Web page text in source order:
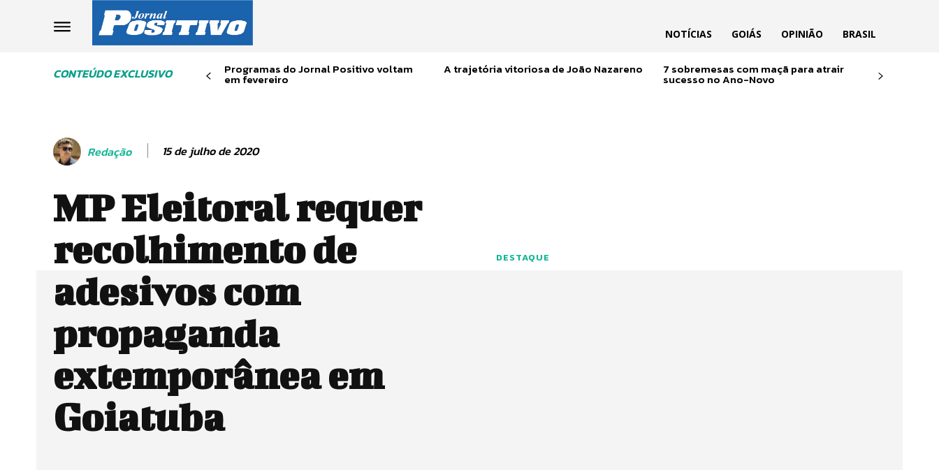
NOTÍCIAS GOIÁS OPINIÃO BRASIL
CONTEÚDO EXCLUSIVO Programas do Jornal Positivo voltam
em fevereiro
A trajetória vitoriosa de João Nazareno 7 sobremesas com maçã para atrair
sucesso no Ano-Novo
Redação 15 de julho de 2020
MP Eleitoral requer
recolhimento de
adesivos com
propaganda
extemporânea em
Goiatuba
DESTAQUE